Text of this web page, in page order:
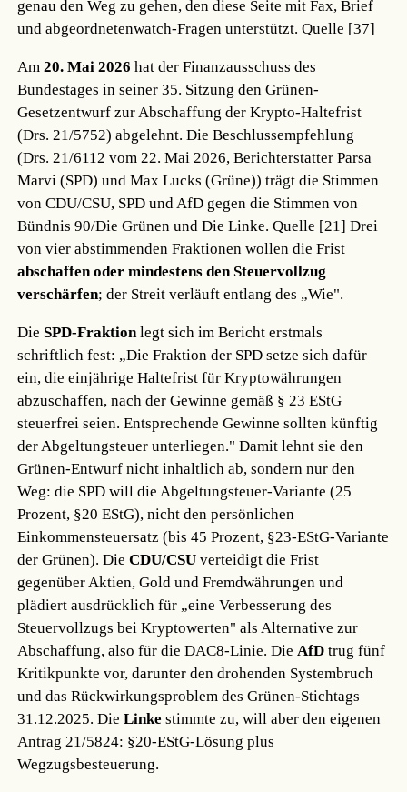
genau den Weg zu gehen, den diese Seite mit Fax, Brief
und abgeordnetenwatch-Fragen unterstützt.Quelle [37]
Am20. Mai 2026 hat der Finanzausschuss des
Bundestages in seiner 35. Sitzung den Grünen-
Gesetzentwurf zur Abschaffung der Krypto-Haltefrist
(Drs. 21/5752) abgelehnt. Die Beschlussempfehlung
(Drs. 21/6112 vom 22. Mai 2026, Berichterstatter Parsa
Marvi (SPD) und Max Lucks (Grüne)) trägt die Stimmen
von CDU/CSU, SPD und AfD gegen die Stimmen von
Bündnis 90/Die Grünen und Die Linke.Quelle [21] Drei
von vier abstimmenden Fraktionen wollen die Frist
abschaffen oder mindestens den Steuervollzug
verschärfen; der Streit verläuft entlang des „Wie".
DieSPD-Fraktion legt sich im Bericht erstmals
schriftlich fest: „Die Fraktion der SPD setze sich dafür
ein, die einjährige Haltefrist für Kryptowährungen
abzuschaffen, nach der Gewinne gemäß § 23 EStG
steuerfrei seien. Entsprechende Gewinne sollten künftig
der Abgeltungsteuer unterliegen." Damit lehnt sie den
Grünen-Entwurf nicht inhaltlich ab, sondern nur den
Weg: die SPD will die Abgeltungsteuer-Variante (25
Prozent, §20 EStG), nicht den persönlichen
Einkommensteuersatz (bis 45 Prozent, §23-EStG-Variante
der Grünen). DieCDU/CSU verteidigt die Frist
gegenüber Aktien, Gold und Fremdwährungen und
plädiert ausdrücklich für „eine Verbesserung des
Steuervollzugs bei Kryptowerten" als Alternative zur
Abschaffung, also für die DAC8-Linie. Die AfD trug fünf
Kritikpunkte vor, darunter den drohenden Systembruch
und das Rückwirkungsproblem des Grünen-Stichtags
31.12.2025. DieLinke stimmte zu, will aber den eigenen
Antrag 21/5824: §20-EStG-Lösung plus
Wegzugsbesteuerung.